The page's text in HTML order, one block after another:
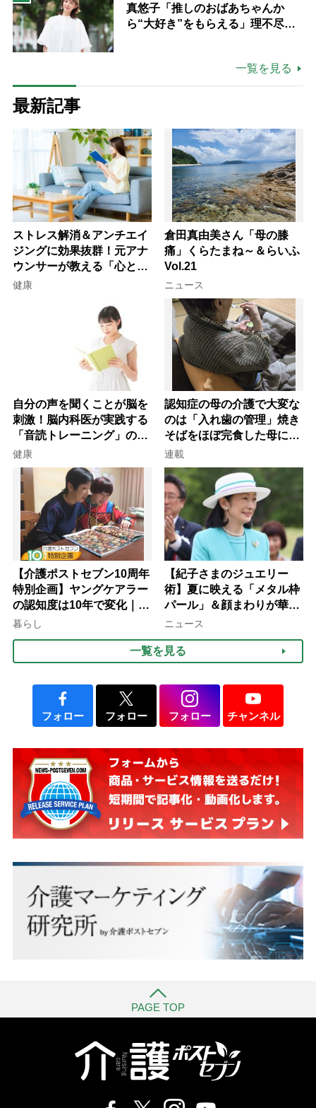
真悠子「推しのおばあちゃんか
ら“大好き”をもらえる」理不尽さ
一覧を見る
最新記事
ストレス解消＆アンチエイ
ジングに効果抜群！元アナ
ウンサーが教える「心と体
を元気にする音読の習慣」
健康
倉田真由美さん「母の膝
痛」くらたまね～＆らいふ
Vol.21
ニュース
自分の声を聞くことが脳を
刺激！脳内科医が実践する
「音読トレーニング」の極
意
健康
認知症の母の介護で大変な
のは「入れ歯の管理」焼き
そばをほぼ完食した母に息
子が血の気が引いた理由
連載
【介護ポストセブン10周年
特別企画】ヤングケアラー
の認知度は10年で変化｜流
行語大賞にノミネート、法
暮らし
【紀子さまのジュエリー
術】夏に映える「メタル枠
パール」＆顔まわりが華や
ぐ「揺れる一粒」の使い分
ニュース
一覧を見る
フォロー フォロー フォロー チャンネル
PAGE TOP